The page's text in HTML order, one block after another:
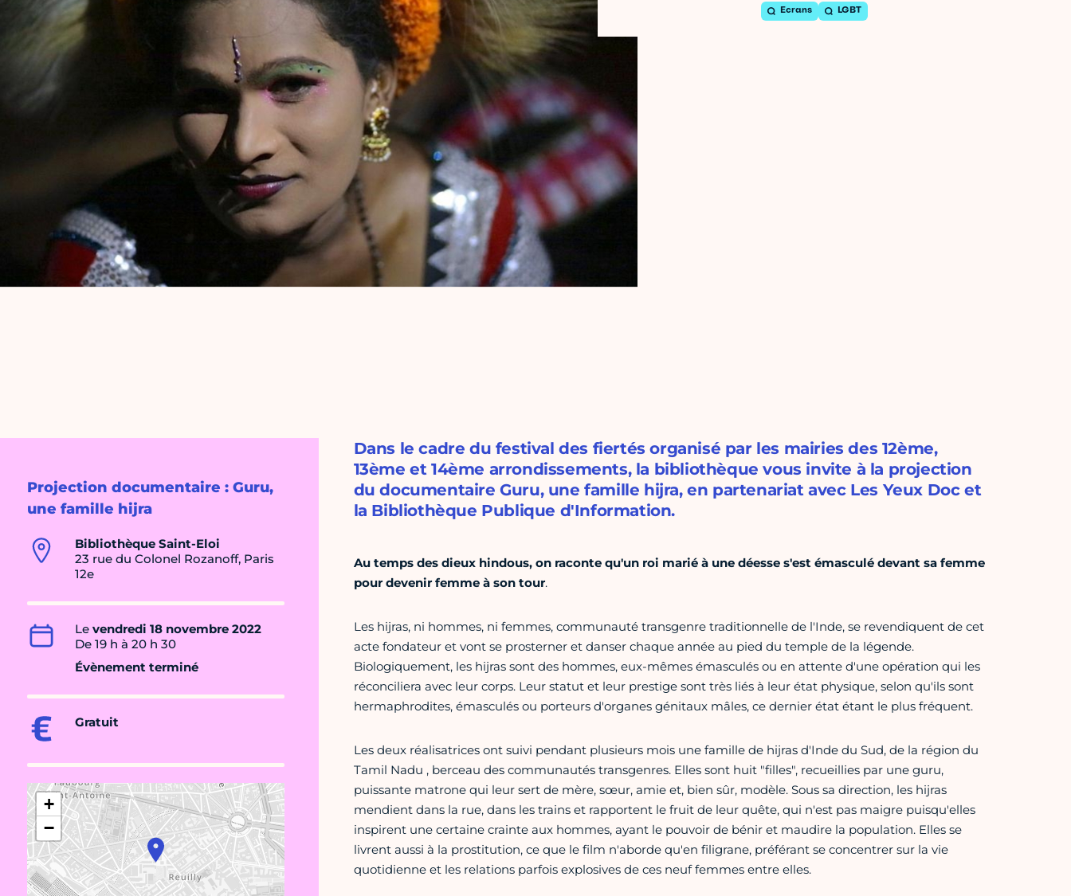
Ecrans LGBT
Projection documentaire : Guru,
une famille hijra
Bibliothèque Saint-Eloi
23 rue du Colonel Rozanoff, Paris
12e
Le vendredi 18 novembre 2022
De 19 h à 20 h 30
Évènement terminé
Gratuit
+
−
Dans le cadre du festival des fiertés organisé par les mairies des 12ème,
13ème et 14ème arrondissements, la bibliothèque vous invite à la projection
du documentaire Guru, une famille hijra, en partenariat avec Les Yeux Doc et
la Bibliothèque Publique d'Information.
Au temps des dieux hindous, on raconte qu'un roi marié à une déesse s'est émasculé devant sa femme
pour devenir femme à son tour.
Les hijras, ni hommes, ni femmes, communauté transgenre traditionnelle de l'Inde, se revendiquent de cet
acte fondateur et vont se prosterner et danser chaque année au pied du temple de la légende.
Biologiquement, les hijras sont des hommes, eux-mêmes émasculés ou en attente d'une opération qui les
réconciliera avec leur corps. Leur statut et leur prestige sont très liés à leur état physique, selon qu'ils sont
hermaphrodites, émasculés ou porteurs d'organes génitaux mâles, ce dernier état étant le plus fréquent.
Les deux réalisatrices ont suivi pendant plusieurs mois une famille de hijras d'Inde du Sud, de la région du
Tamil Nadu , berceau des communautés transgenres. Elles sont huit "filles", recueillies par une guru,
puissante matrone qui leur sert de mère, sœur, amie et, bien sûr, modèle. Sous sa direction, les hijras
mendient dans la rue, dans les trains et rapportent le fruit de leur quête, qui n'est pas maigre puisqu'elles
inspirent une certaine crainte aux hommes, ayant le pouvoir de bénir et maudire la population. Elles se
livrent aussi à la prostitution, ce que le film n'aborde qu'en filigrane, préférant se concentrer sur la vie
quotidienne et les relations parfois explosives de ces neuf femmes entre elles.